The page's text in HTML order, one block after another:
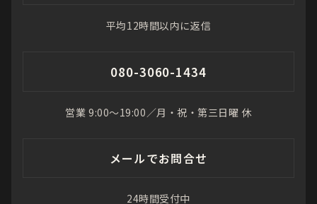
平均12時間以内に返信
080-3060-1434
営業 9:00〜19:00／月・祝・第三日曜 休
メールでお問合せ
24時間受付中